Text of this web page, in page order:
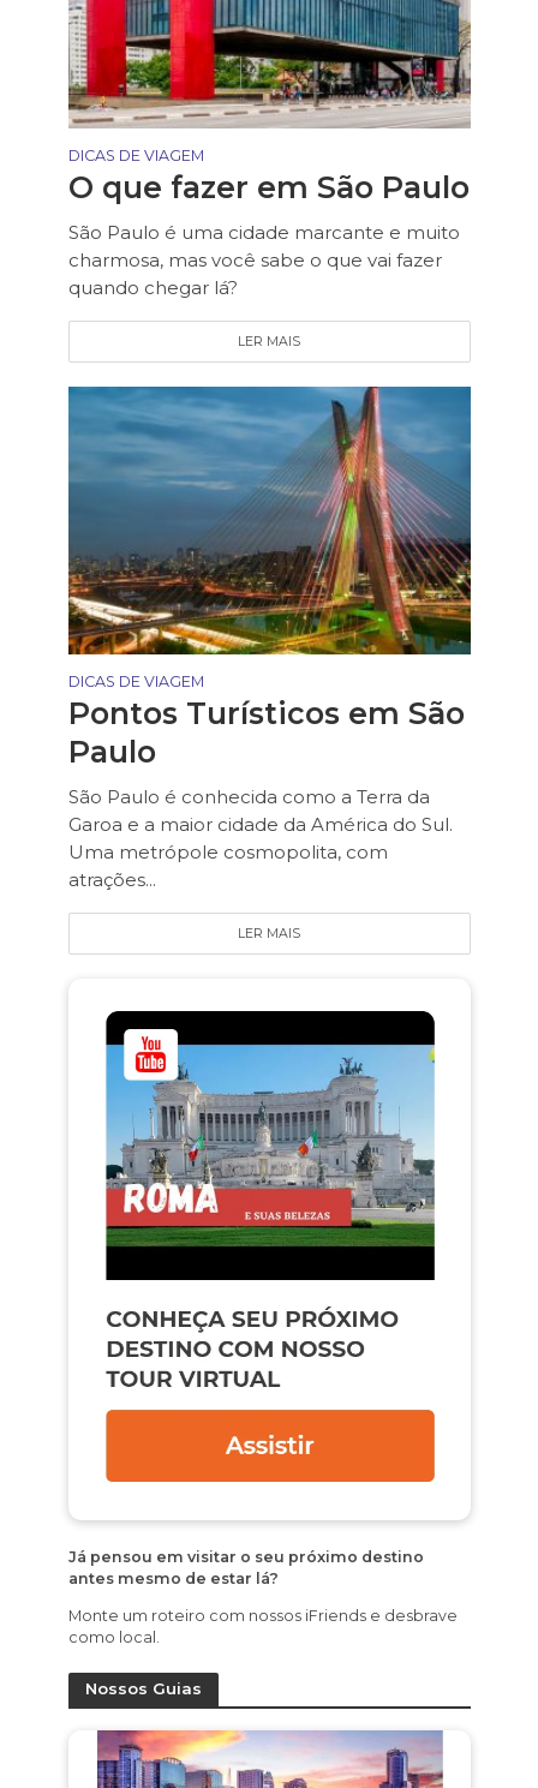
DICAS DE VIAGEM
O que fazer em São Paulo
São Paulo é uma cidade marcante e muito
charmosa, mas você sabe o que vai fazer
quando chegar lá?
LER MAIS
DICAS DE VIAGEM
Pontos Turísticos em São
Paulo
São Paulo é conhecida como a Terra da
Garoa e a maior cidade da América do Sul.
Uma metrópole cosmopolita, com
atrações...
LER MAIS
Já pensou em visitar o seu próximo destino
antes mesmo de estar lá?
Monte um roteiro com nossos iFriends e desbrave
como local.
Nossos Guias